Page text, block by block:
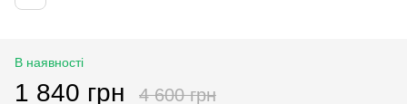
В наявності
1 840 грн 4 600 грн